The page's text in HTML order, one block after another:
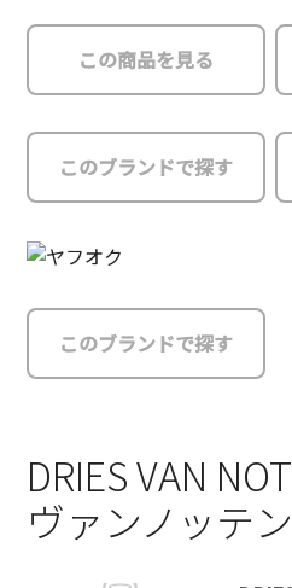
この商品を見る
このブランドで探す
このブランドで探す
DRIES VAN
ヴァンノッテ